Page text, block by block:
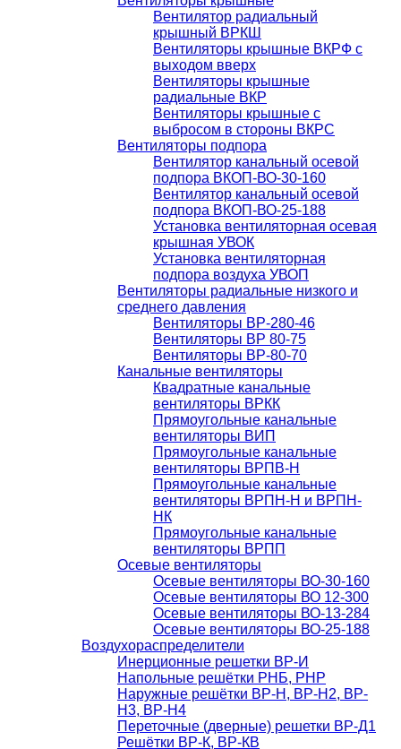
Вентилятор радиальный
крышный ВРКШ
Вентиляторы крышные ВКРФ с
выходом вверх
Вентиляторы крышные
радиальные ВКР
Вентиляторы крышные с
выбросом в стороны ВКРС
Вентиляторы подпора
Вентилятор канальный осевой
подпора ВКОП-ВО-30-160
Вентилятор канальный осевой
подпора ВКОП-ВО-25-188
Установка вентиляторная осевая
крышная УВОК
Установка вентиляторная
подпора воздуха УВОП
Вентиляторы радиальные низкого и
среднего давления
Вентиляторы ВР-280-46
Вентиляторы ВР 80-75
Вентиляторы ВР-80-70
Канальные вентиляторы
Квадратные канальные
вентиляторы ВРКК
Прямоугольные канальные
вентиляторы ВИП
Прямоугольные канальные
вентиляторы ВРПВ-Н
Прямоугольные канальные
вентиляторы ВРПН-Н и ВРПН-
НК
Прямоугольные канальные
вентиляторы ВРПП
Осевые вентиляторы
Осевые вентиляторы ВО-30-160
Осевые вентиляторы ВО 12-300
Осевые вентиляторы ВО-13-284
Осевые вентиляторы ВО-25-188
Воздухораспределители
Инерционные решетки ВР-И
Напольные решётки РНБ, РНР
Наружные решётки ВР-Н, ВР-Н2, ВР-
Н3, ВР-Н4
Переточные (дверные) решетки ВР-Д1
Решётки ВР-К, ВР-КВ